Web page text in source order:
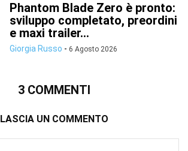
Phantom Blade Zero è pronto:
sviluppo completato, preordini
e maxi trailer...
Giorgia Russo - 6 Agosto 2026
3 COMMENTI
LASCIA UN COMMENTO